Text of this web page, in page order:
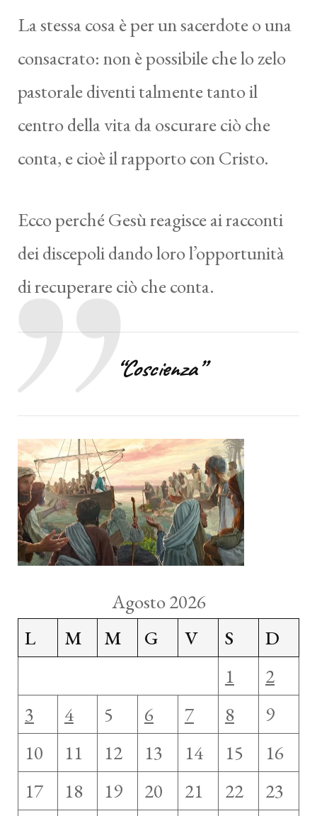
La stessa cosa è per un sacerdote o una
consacrato: non è possibile che lo zelo
pastorale diventi talmente tanto il
centro della vita da oscurare ciò che
conta, e cioè il rapporto con Cristo.
Ecco perché Gesù reagisce ai racconti
dei discepoli dando loro l’opportunità
di recuperare ciò che conta.
Coscienza”
Agosto 2026
L
M M G V S
D
1
2
3
4 5 6 7 8
9
10
11 12 13 14 15
16
17
18 19 20 21 22
23